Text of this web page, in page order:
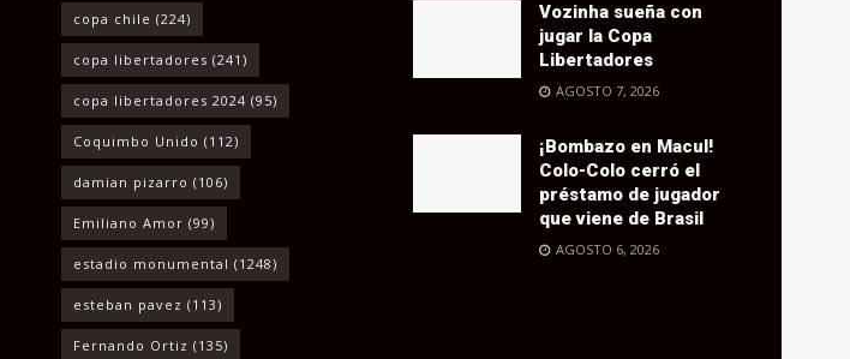
copa chile (224)
copa libertadores (241)
copa libertadores 2024 (95)
Coquimbo Unido (112)
damian pizarro (106)
Emiliano Amor (99)
estadio monumental (1248)
esteban pavez (113)
Fernando Ortiz (135)
Vozinha sueña con
jugar la Copa
Libertadores
AGOSTO 7, 2026
¡Bombazo en Macul!
Colo-Colo cerró el
préstamo de jugador
que viene de Brasil
AGOSTO 6, 2026